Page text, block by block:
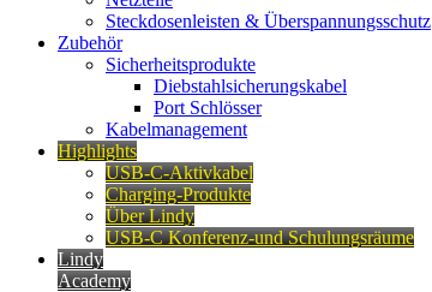
Steckdosenleisten & Überspannungsschutz
Zubehör
Sicherheitsprodukte
Diebstahlsicherungskabel
Port Schlösser
Kabelmanagement
Highlights
USB-C-Aktivkabel
Charging-Produkte
Über Lindy
USB-C Konferenz-und Schulungsräume
Lindy
Academy